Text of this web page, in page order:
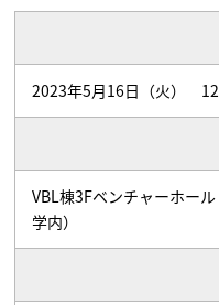
2023年5月16日（火）
VBL棟3Fベンチャーホー
学内）